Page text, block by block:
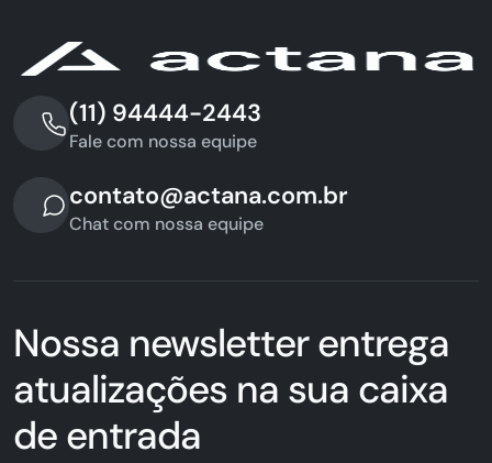
(11) 94444-2443
Fale com nossa equipe
contato@actana.com.br
Chat com nossa equipe
Nossa newsletter entrega
atualizações na sua caixa
de entrada